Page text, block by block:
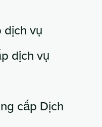
dịch vụ
dịch vụ
cấp Dịch